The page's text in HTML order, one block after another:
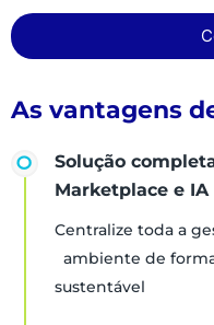
As vantagens
Solução
Marketplace e IA
Centralize toda a
ambiente de
sustentável